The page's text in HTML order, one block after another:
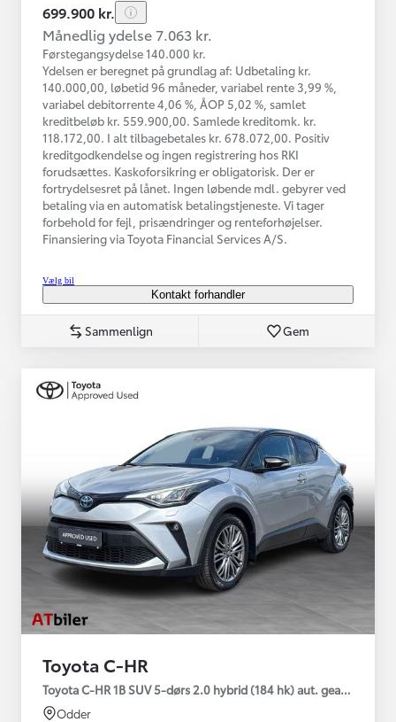
699.900 kr.
Månedlig ydelse 7.063 kr.
Førstegangsydelse 140.000 kr.
Ydelsen er beregnet på grundlag af: Udbetaling kr.
140.000,00, løbetid 96 måneder, variabel rente 3,99 %,
variabel debitorrente 4,06 %, ÅOP 5,02 %, samlet
kreditbeløb kr. 559.900,00. Samlede kreditomk. kr.
118.172,00. I alt tilbagebetales kr. 678.072,00. Positiv
kreditgodkendelse og ingen registrering hos RKI
forudsættes. Kaskoforsikring er obligatorisk. Der er
fortrydelsesret på lånet. Ingen løbende mdl. gebyrer ved
betaling via en automatisk betalingstjeneste. Vi tager
forbehold for fejl, prisændringer og renteforhøjelser.
Finansiering via Toyota Financial Services A/S.
Vælg bil
Kontakt forhandler
Sammenlign Gem
Toyota C-HR
Toyota C-HR 1B SUV 5-dørs 2.0 hybrid (184 hk) aut. gear C-HIC
Odder